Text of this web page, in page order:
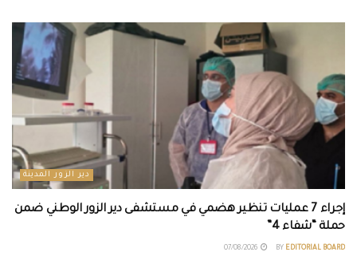
دير الزور المدينة
إجراء 7 عمليات تنظير هضمي في مستشفى دير الزور الوطني ضمن
حملة “شفاء 4”
BY EDITORIAL BOARD